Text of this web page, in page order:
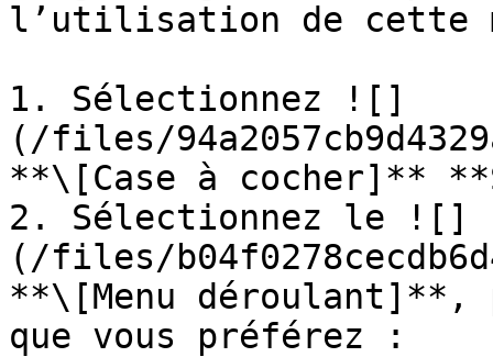
l’utilisation de cette
1. Sélectionnez ![]
(/files/
**\[Case à cocher]**
2. Sélectionnez le ![]
(/files/
**\[Menu déroulant]**,
que vous préférez :